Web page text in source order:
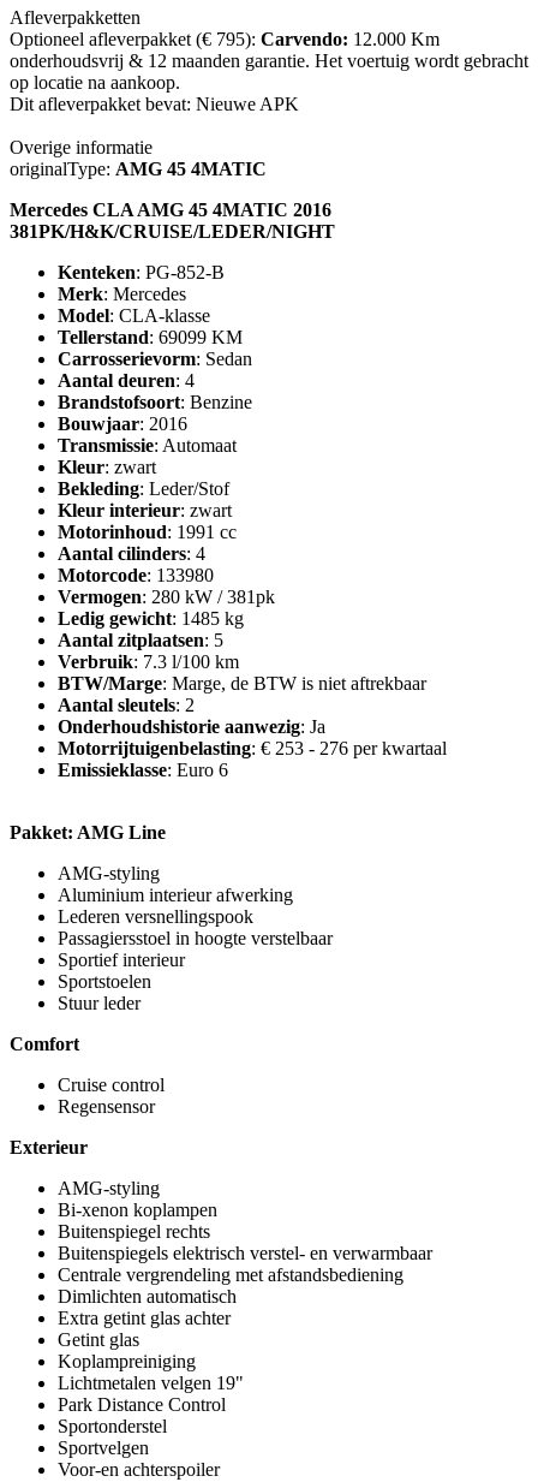
Afleverpakketten
Optioneel afleverpakket (€ 795): Carvendo: 12.000 Km
onderhoudsvrij & 12 maanden garantie. Het voertuig wordt gebracht
op locatie na aankoop.
Dit afleverpakket bevat: Nieuwe APK
Overige informatie
originalType: AMG 45 4MATIC
Mercedes CLA AMG 45 4MATIC 2016
381PK/H&K/CRUISE/LEDER/NIGHT
Kenteken: PG-852-B
Merk: Mercedes
Model: CLA-klasse
Tellerstand: 69099 KM
Carrosserievorm: Sedan
Aantal deuren: 4
Brandstofsoort: Benzine
Bouwjaar: 2016
Transmissie: Automaat
Kleur: zwart
Bekleding: Leder/Stof
Kleur interieur: zwart
Motorinhoud: 1991 cc
Aantal cilinders: 4
Motorcode: 133980
Vermogen: 280 kW / 381pk
Ledig gewicht: 1485 kg
Aantal zitplaatsen: 5
Verbruik: 7.3 l/100 km
BTW/Marge: Marge, de BTW is niet aftrekbaar
Aantal sleutels: 2
Onderhoudshistorie aanwezig: Ja
Motorrijtuigenbelasting: € 253 - 276 per kwartaal
Emissieklasse: Euro 6
Pakket: AMG Line
AMG-styling
Aluminium interieur afwerking
Lederen versnellingspook
Passagiersstoel in hoogte verstelbaar
Sportief interieur
Sportstoelen
Stuur leder
Comfort
Cruise control
Regensensor
Exterieur
AMG-styling
Bi-xenon koplampen
Buitenspiegel rechts
Buitenspiegels elektrisch verstel- en verwarmbaar
Centrale vergrendeling met afstandsbediening
Dimlichten automatisch
Extra getint glas achter
Getint glas
Koplampreiniging
Lichtmetalen velgen 19"
Park Distance Control
Sportonderstel
Sportvelgen
Voor-en achterspoiler